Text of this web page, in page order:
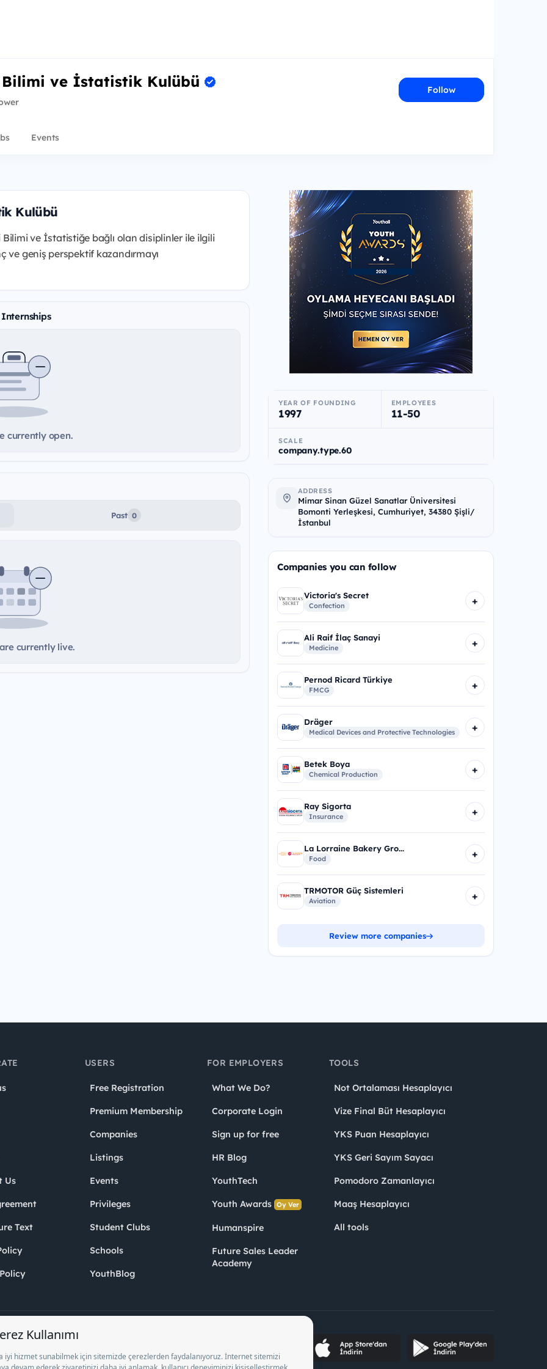
Bilimi ve İstatistik Kulübü Follow
Events
Kulübü
Bilimi ve İstatistiğe bağlı olan disiplinler ile ilgili
geniş perspektif kazandırmayı
currently open.
Past 0
currently live.
YEAR OF FOUNDING
1997
EMPLOYEES
11-50
SCALE
company.type.60
ADDRESS
Mimar Sinan Güzel Sanatlar Üniversitesi
Bomonti Yerleşkesi, Cumhuriyet, 34380 Şişli/
İstanbul
Companies you can follow
Victoria's Secret
Confection +
Ali Raif İlaç Sanayi
Medicine +
Pernod Ricard Türkiye
FMCG +
Dräger
Medical Devices and Protective Technologies +
Betek Boya
Chemical Production +
Ray Sigorta
Insurance +
La Lorraine Bakery Gro...
Food +
TRMOTOR Güç Sistemleri
Aviation +
Review more companies
Us
Text
USERS
Free Registration
Premium Membership
Companies
Listings
Events
Privileges
Student Clubs
Schools
YouthBlog
FOR EMPLOYERS
What We Do?
Corporate Login
Sign up for free
HR Blog
YouthTech
Youth Awards Oy Ver
Humanspire
Future Sales Leader
Academy
TOOLS
Not Ortalaması Hesaplayıcı
Vize Final Büt Hesaplayıcı
YKS Puan Hesaplayıcı
YKS Geri Sayım Sayacı
Pomodoro Zamanlayıcı
Maaş Hesaplayıcı
All tools